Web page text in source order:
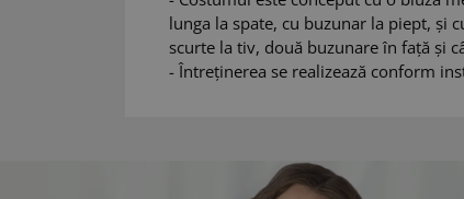
lunga la spate, cu buzunar la piept, și
scurte la tiv, două buzunare în față și
- Întreținerea se realizează conform